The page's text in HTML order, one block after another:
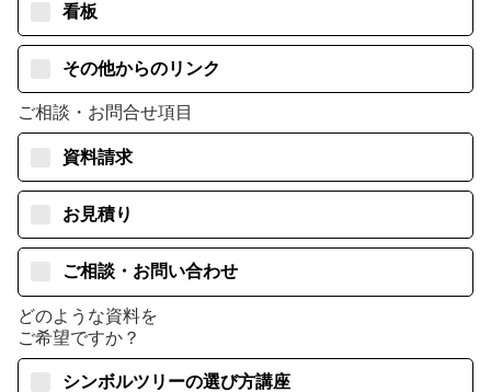
看板
その他からのリンク
ご相談・お問合せ項目
資料請求
お見積り
ご相談・お問い合わせ
どのような資料を
ご希望ですか？
シンボルツリーの選び方講座